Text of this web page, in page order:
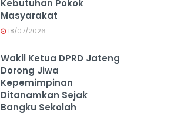
Kebutuhan Pokok
Masyarakat
18/07/2026
Wakil Ketua DPRD Jateng
Dorong Jiwa
Kepemimpinan
Ditanamkan Sejak
Bangku Sekolah